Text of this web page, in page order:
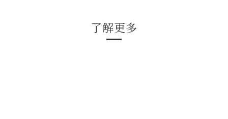
了解更多